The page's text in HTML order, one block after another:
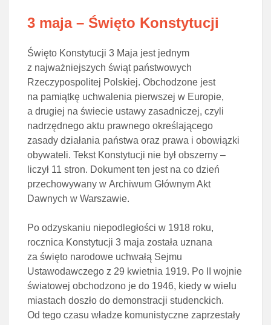
3 maja – Święto Konstytucji
Święto Konstytucji 3 Maja jest jednym
z najważniejszych świąt państwowych
Rzeczypospolitej Polskiej. Obchodzone jest
na pamiątkę uchwalenia pierwszej w Europie,
a drugiej na świecie ustawy zasadniczej, czyli
nadrzędnego aktu prawnego określającego
zasady działania państwa oraz prawa i obowiązki
obywateli. Tekst Konstytucji nie był obszerny –
liczył 11 stron. Dokument ten jest na co dzień
przechowywany w Archiwum Głównym Akt
Dawnych w Warszawie.
Po odzyskaniu niepodległości w 1918 roku,
rocznica Konstytucji 3 maja została uznana
za święto narodowe uchwałą Sejmu
Ustawodawczego z 29 kwietnia 1919. Po II wojnie
światowej obchodzono je do 1946, kiedy w wielu
miastach doszło do demonstracji studenckich.
Od tego czasu władze komunistyczne zaprzestały